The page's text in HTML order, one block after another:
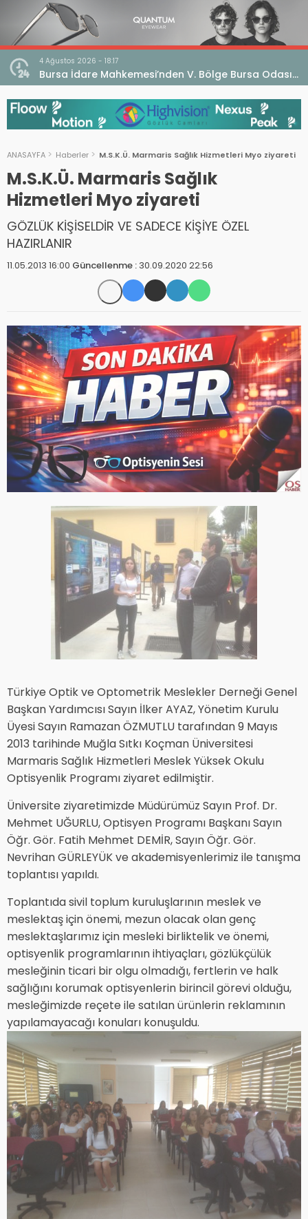
4 Ağustos 2026 - 18:17
Bursa İdare Mahkemesi’nden V. Bölge Bursa Odası
Genel Kurulu Hakkında İptal Kararı
ANASAYFA Haberler M.S.K.Ü. Marmaris Sağlık Hizmetleri Myo ziyareti
M.S.K.Ü. Marmaris Sağlık
Hizmetleri Myo ziyareti
GÖZLÜK KİŞİSELDİR VE SADECE KİŞİYE ÖZEL
HAZIRLANIR
11.05.2013 16:00 Güncellenme : 30.09.2020 22:56
Türkiye Optik ve Optometrik Meslekler Derneği Genel
Başkan Yardımcısı Sayın İlker AYAZ, Yönetim Kurulu
Üyesi Sayın Ramazan ÖZMUTLU tarafından 9 Mayıs
2013 tarihinde Muğla Sıtkı Koçman Üniversitesi
Marmaris Sağlık Hizmetleri Meslek Yüksek Okulu
Optisyenlik Programı ziyaret edilmiştir.
Üniversite ziyaretimizde Müdürümüz Sayın Prof. Dr.
Mehmet UĞURLU, Optisyen Programı Başkanı Sayın
Öğr. Gör. Fatih Mehmet DEMİR, Sayın Öğr. Gör.
Nevrihan GÜRLEYÜK ve akademisyenlerimiz ile tanışma
toplantısı yapıldı.
Toplantıda sivil toplum kuruluşlarının meslek ve
meslektaş için önemi, mezun olacak olan genç
meslektaşlarımız için mesleki birliktelik ve önemi,
optisyenlik programlarının ihtiyaçları, gözlükçülük
mesleğinin ticari bir olgu olmadığı, fertlerin ve halk
sağlığını korumak optisyenlerin birincil görevi olduğu,
mesleğimizde reçete ile satılan ürünlerin reklamının
yapılamayacağı konuları konuşuldu.